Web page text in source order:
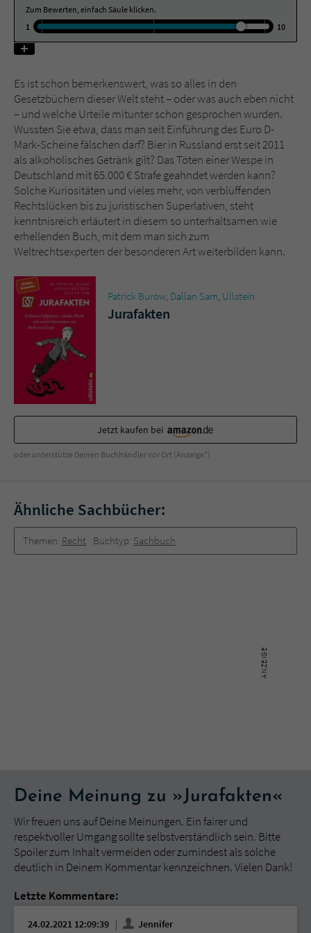
Zum Bewerten, einfach Säule klicken.
1
10
Es ist schon bemerkenswert, was so alles in den
Gesetzbüchern dieser Welt steht – oder was auch eben nicht
– und welche Urteile mitunter schon gesprochen wurden.
Wussten Sie etwa, dass man seit Einführung des Euro D-
Mark-Scheine fälschen darf? Bier in Russland erst seit 2011
als alkoholisches Getränk gilt? Das Töten einer Wespe in
Deutschland mit 65.000 € Strafe geahndet werden kann?
Solche Kuriositäten und vieles mehr, von verblüffenden
Rechtslücken bis zu juristischen Superlativen, steht
kenntnisreich erläutert in diesem so unterhaltsamen wie
erhellenden Buch, mit dem man sich zum
Weltrechtsexperten der besonderen Art weiterbilden kann.
Patrick Burow, Dallan Sam, Ullstein
Jurafakten
Jetzt kaufen bei
oder unterstütze Deinen Buchhändler vor Ort (Anzeige*)
Ähnliche Sachbücher:
Themen: Recht Buchtyp: Sachbuch
Deine Meinung zu »Jurafakten«
Wir freuen uns auf Deine Meinungen. Ein fairer und
respektvoller Umgang sollte selbstverständlich sein. Bitte
Spoiler zum Inhalt vermeiden oder zumindest als solche
deutlich in Deinem Kommentar kennzeichnen. Vielen Dank!
Letzte Kommentare:
24.02.2021 12:09:39 Jennifer
Name tx_pwcomments_ahash
Laufzeit 1 Jahr
Zweck Cookie für Kommentare einzelner Buchtitel
Name fe_typo_user
Anbieter Literatur-Couch Medien GmbH & Co. KG
Laufzeit Session
Zweck
Benutzer. Es wird benötigt um z. B. den
Sicherheitscode des Kontaktformulars zu